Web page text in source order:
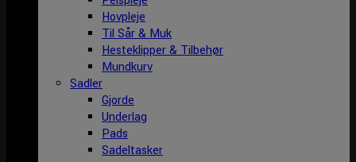
Hovpleje
Til Sår & Muk
Hesteklipper & Tilbehør
Mundkurv
Sadler
Gjorde
Underlag
Pads
Sadeltasker